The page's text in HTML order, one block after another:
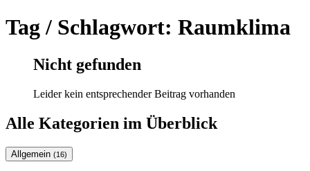
Tag / Schlagwort: Raumklima
Nicht gefunden
Leider kein entsprechender Beitrag vorhanden
Alle Kategorien im Überblick
Allgemein (16)